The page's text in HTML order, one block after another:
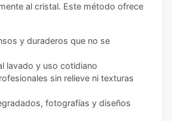
al cristal. Este método ofrece
y duraderos que no se
lavado y uso cotidiano
sin relieve ni texturas
fotografías y diseños